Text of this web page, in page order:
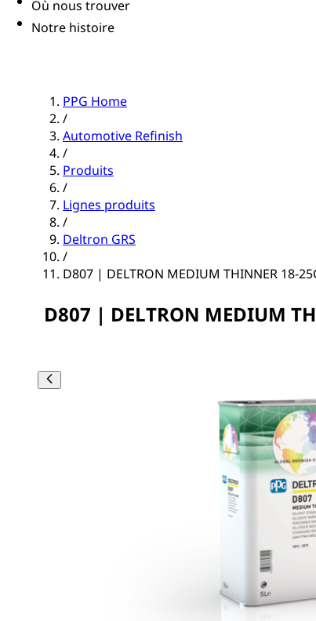
Où nous trouver
Notre histoire
PPG Home
/
Automotive Refinish
/
Produits
/
Lignes produits
/
Deltron GRS
/
D807 | DELTRON MEDIUM THINNER 18-
D807 | DELTRON MEDIUM